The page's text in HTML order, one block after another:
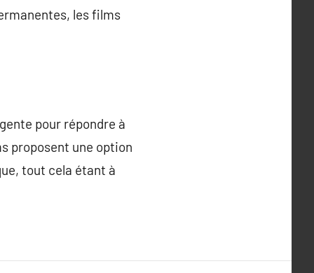
les films
pour répondre à
proposent une option
tout cela étant à